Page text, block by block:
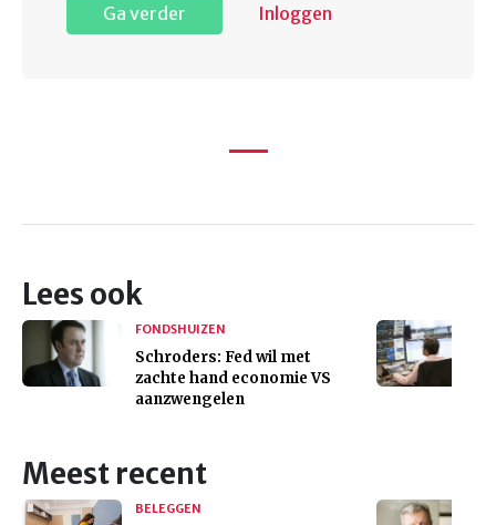
Ga verder Inloggen
Lees ook
FONDSHUIZEN
Schroders: Fed wil met
zachte hand economie VS
aanzwengelen
Meest recent
BELEGGEN